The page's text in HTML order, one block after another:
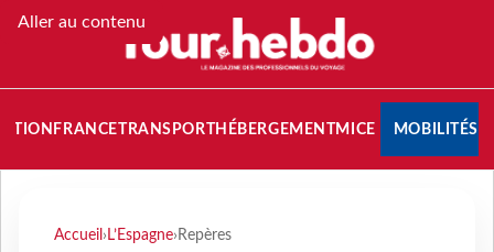
Aller au contenu
FRANCETRANSPORT HÉBERGEMENTMICE MOBILITÉS
Accueil › L’Espagne› Repères